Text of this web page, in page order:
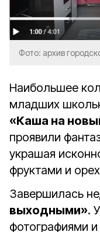
Фото: архив
Наибольшее
младших
«Каша на
проявили
украшая
фруктами и
Завершилась
выходными».
фотографиями